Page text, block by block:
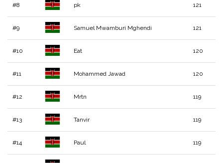
#8 pk 121
#9 Samuel Mwamburi Mghendi 121
#10 Eat 120
#11 Mohammed Jawad 120
#12 Mrtn 119
#13 Tanvir 119
#14 Paul 119